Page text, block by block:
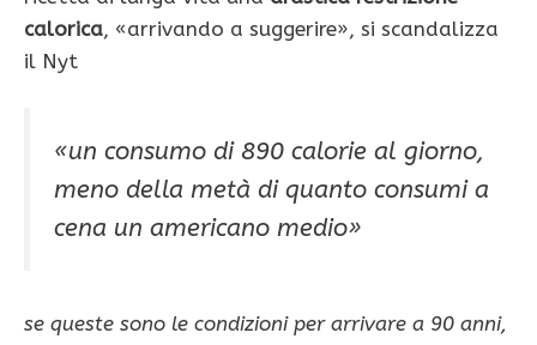
calorica, «arrivando a suggerire», si scandalizza
il Nyt
«un consumo di 890 calorie al giorno,
meno della metà di quan­to consumi a
cena un americano medio»
se queste sono le condizioni per arrivare a 90 anni,